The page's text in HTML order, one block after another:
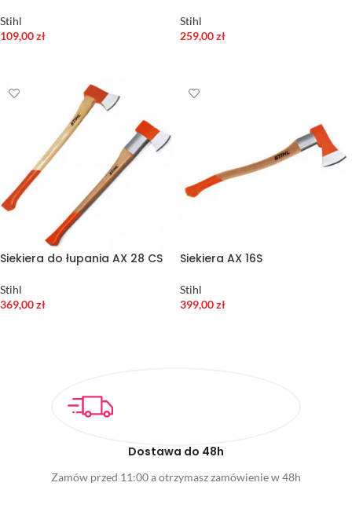
Stihl
109,00zł
Stihl
259,00zł
Siekiera do łupania AX 28 CS
Stihl
369,00zł
Siekiera AX 16S
Stihl
399,00zł
Dostawa do 48h
Zamów przed 11:00 a otrzymasz zamówienie w 48h